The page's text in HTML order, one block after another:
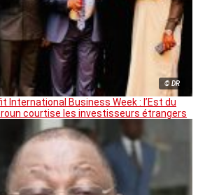
© DR
International Business Week : l’Est du
courtise les investisseurs étrangers